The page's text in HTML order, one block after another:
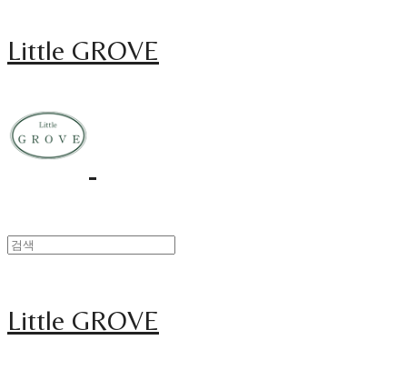
Little GROVE
Little GROVE